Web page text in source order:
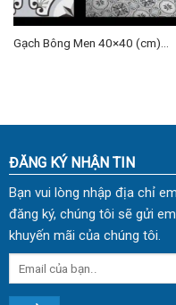
Gạch Bông Men 40×40 (cm)
ĐĂNG KÝ NHẬN TIN
Bạn vui lòng nhập địa chỉ
đăng ký, chúng tôi sẽ gửi
khuyến mãi của chúng tôi.